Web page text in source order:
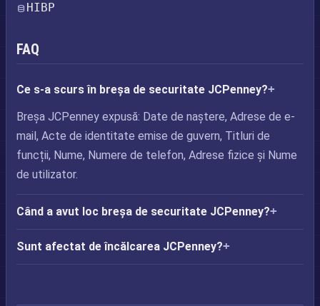
HIBP
FAQ
Ce s-a scurs în breșa de securitate JCPenney?
Breșa JCPenney expusă: Date de naștere, Adrese de e-
mail, Acte de identitate emise de guvern, Titluri de
funcții, Nume, Numere de telefon, Adrese fizice și Nume
de utilizator.
Când a avut loc breșa de securitate JCPenney?
Sunt afectat de încălcarea JCPenney?